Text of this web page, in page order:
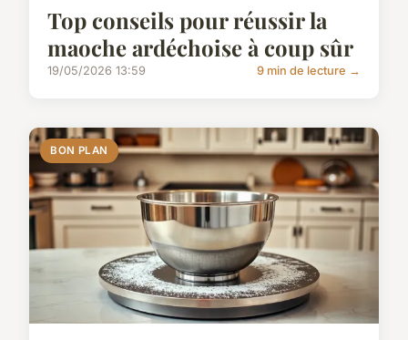
Top conseils pour réussir la
maoche ardéchoise à coup sûr
19/05/2026 13:59 9 min de lecture →
BON PLAN